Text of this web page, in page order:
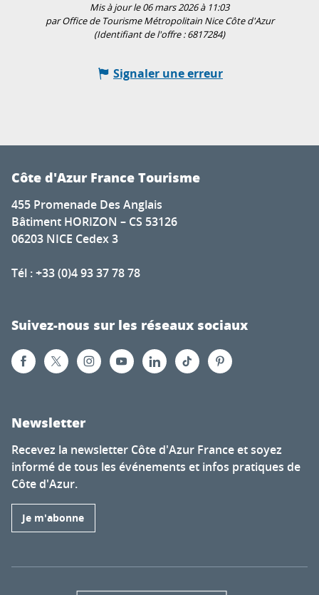
Mis à jour le 06 mars 2026 à 11:03
par Office de Tourisme Métropolitain Nice Côte d'Azur
(Identifiant de l'offre :6817284)
Signaler une erreur
Côte d'Azur France Tourisme
455 Promenade Des Anglais
Bâtiment HORIZON – CS 53126
06203 NICE Cedex 3
Tél : +33 (0)4 93 37 78 78
Suivez-nous sur les réseaux sociaux
Newsletter
Recevez la newsletter Côte d'Azur France et soyez
informé de tous les événements et infos pratiques de
Côte d'Azur.
Je m'abonne